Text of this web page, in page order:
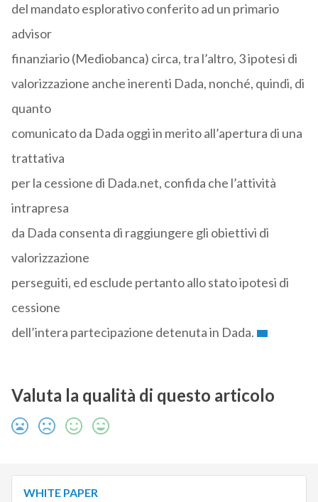
del mandato esplorativo conferito ad un primario
advisor
finanziario (Mediobanca) circa, tra l’altro, 3 ipotesi di
valorizzazione anche inerenti Dada, nonché, quindi, di
quanto
comunicato da Dada oggi in merito all’apertura di una
trattativa
per la cessione di Dada.net, confida che l’attività
intrapresa
da Dada consenta di raggiungere gli obiettivi di
valorizzazione
perseguiti, ed esclude pertanto allo stato ipotesi di
cessione
dell’intera partecipazione detenuta in Dada.
Valuta la qualità di questo articolo
WHITE PAPER